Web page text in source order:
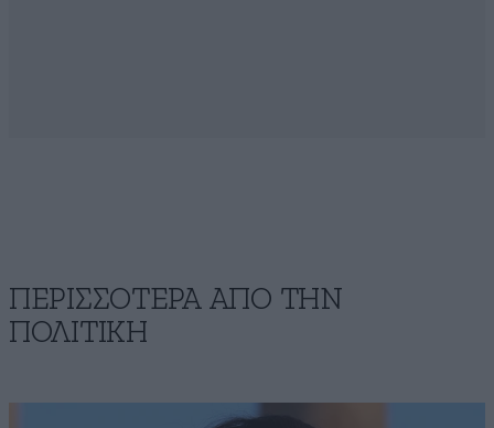
ΠΕΡΙΣΣΟΤΕΡΑ ΑΠΟ ΤΗΝ
ΠΟΛΙΤΙΚΗ